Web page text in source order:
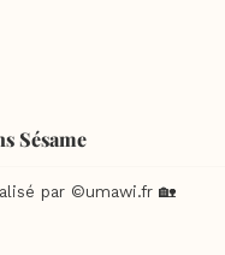
Sésame
par ©umawi.fr 🏡